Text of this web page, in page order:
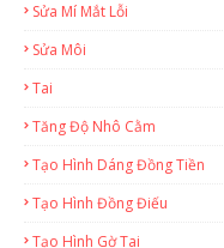
Sửa Mí Mắt Lỗi
Sửa Môi
Tai
Tăng Độ Nhô Cằm
Tạo Hình Dáng Đồng Tiền
Tạo Hình Đồng Điếu
Tạo Hình Gờ Tai